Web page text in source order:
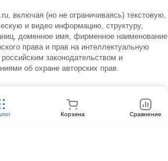
включая (но не ограничиваясь) текстовую,
и видео информацию, структуру,
доменное имя, фирменное наименование
права и прав на интеллектуальную
законодательством и
об охране авторских прав.
Корзина Сравнение